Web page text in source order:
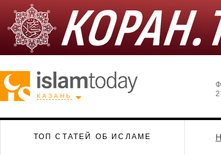
КАЗАНЬ
ТОП СТАТЕЙ ОБ ИСЛАМЕ